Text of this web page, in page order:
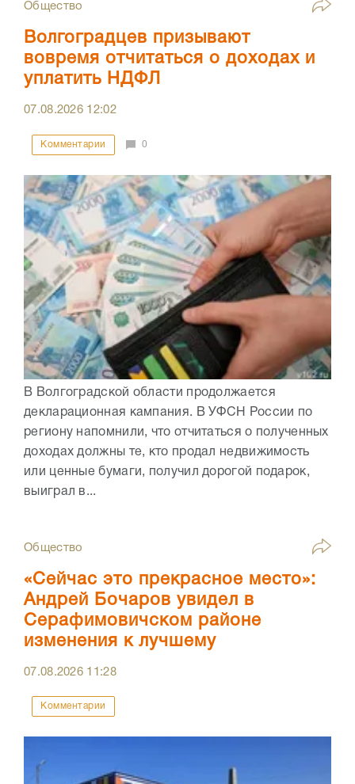
Общество
Волгоградцев призывают
вовремя отчитаться о доходах и
уплатить НДФЛ
07.08.2026 12:02
Комментарии 0
В Волгоградской области продолжается
декларационная кампания. В УФСН России по
региону напомнили, что отчитаться о полученных
доходах должны те, кто продал недвижимость
или ценные бумаги, получил дорогой подарок,
выиграл в...
Общество
«Сейчас это прекрасное место»:
Андрей Бочаров увидел в
Серафимовичском районе
изменения к лучшему
07.08.2026 11:28
Комментарии